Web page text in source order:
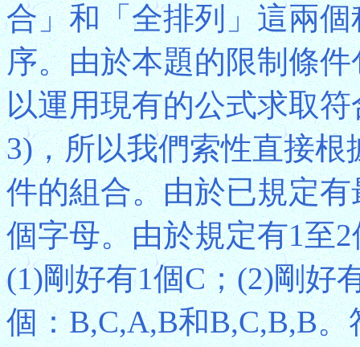
合」和「全排列」這兩
序。由於本題的限制條
以運用現有的公式求取
3)，所以我們索性直接
件的組合。由於已規定
個字母。由於規定有1至
(1)剛好有1個C；(2)剛好
個：B,C,A,B和B,C,B,B